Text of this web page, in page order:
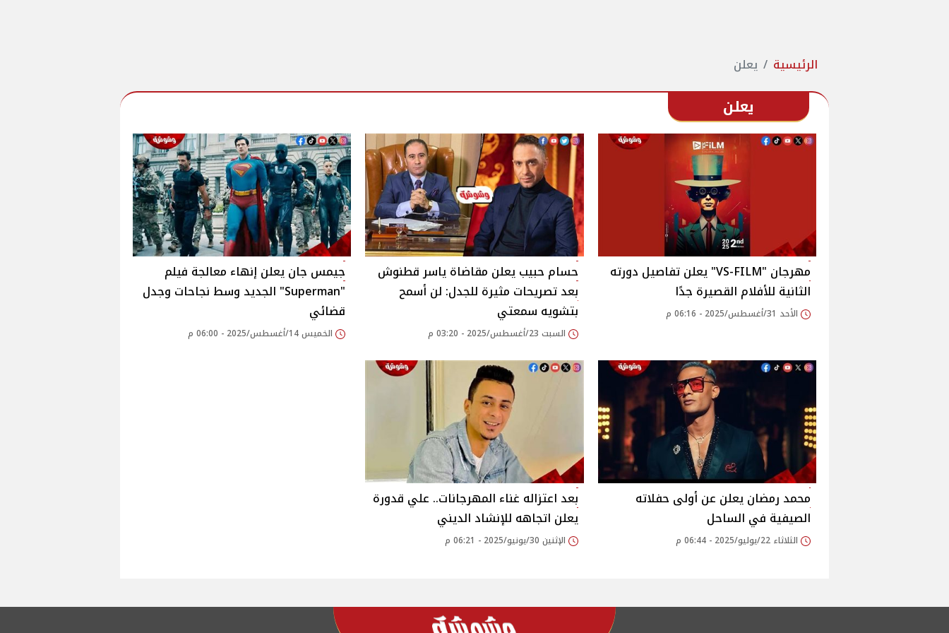
الرئيسية يعلن
يعلن
مهرجان "VS-FILM" يعلن تفاصيل دورته
الثانية للأفلام القصيرة جدًا‎
الأحد 31/أغسطس/2025 - 06:16 م
حسام حبيب يعلن مقاضاة ياسر قطنوش
بعد تصريحات مثيرة للجدل: لن أسمح
بتشويه سمعتي
السبت 23/أغسطس/2025 - 03:20 م
جيمس جان يعلن إنهاء معالجة فيلم
"Superman" الجديد وسط نجاحات وجدل
قضائي‎
الخميس 14/أغسطس/2025 - 06:00 م
محمد رمضان يعلن عن أولى حفلاته
الصيفية في الساحل‎
الثلاثاء 22/يوليو/2025 - 06:44 م
بعد اعتزاله غناء المهرجانات.. علي قدورة
يعلن اتجاهه للإنشاد الديني‎
الإثنين 30/يونيو/2025 - 06:21 م